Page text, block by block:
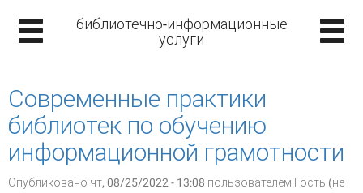
библиотечно-информационные
услуги
Современные практики
библиотек по обучению
информационной грамотности
Опубликовано чт, 08/25/2022 - 13:08 пользователем Гость (не